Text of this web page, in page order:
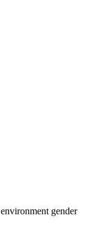
environment gender